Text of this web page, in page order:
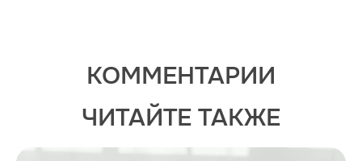
КОММЕНТАРИИ
ЧИТАЙТЕ ТАКЖЕ